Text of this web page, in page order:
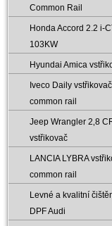
Common Rail
Honda Accord 2.2 i-
103KW
Hyundai Amica
Iveco Daily vstřikovač
common rail
Jeep Wrangler 2‚8
vstřikovač
LANCIA LYBRA
common rail
Levné a kvalitní
DPF Audi